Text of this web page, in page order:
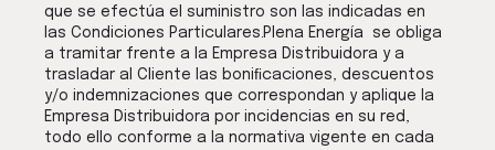
que se efectúa el suministro son las indicadas en
las Condiciones Particulares.Plena Energía se obliga
a tramitar frente a la Empresa Distribuidora y a
trasladar al Cliente las boniﬁcaciones, descuentos
y/o indemnizaciones que correspondan y aplique la
Empresa Distribuidora por incidencias en su red,
todo ello conforme a la normativa vigente en cada